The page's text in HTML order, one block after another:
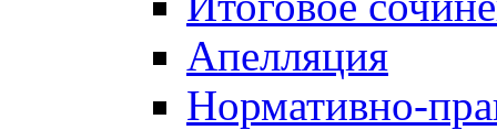
Апелляция
Нормативно-